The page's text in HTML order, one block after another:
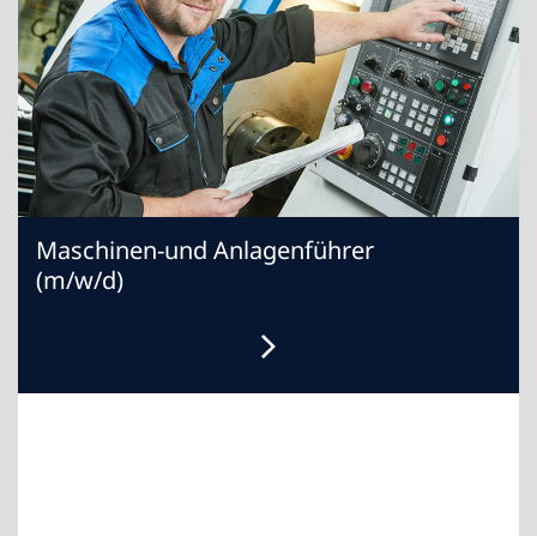
Maschinen-und Anlagenführer
(m/w/d)